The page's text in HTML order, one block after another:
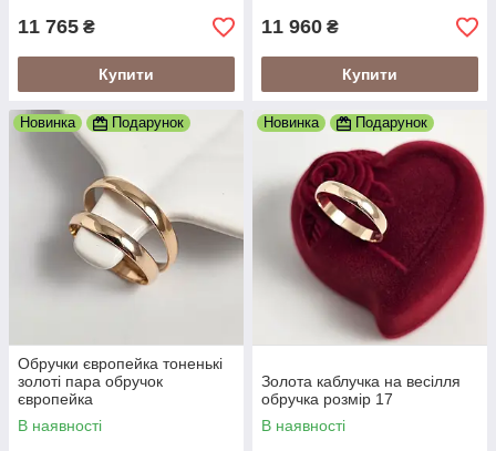
11 765 ₴
Купити
11 960 ₴
Купити
Новинка Подарунок
Обручки європейка тоненькі
золоті пара обручок
європейка
В наявності
Новинка Подарунок
Золота каблучка на весілля
обручка розмір 17
В наявності